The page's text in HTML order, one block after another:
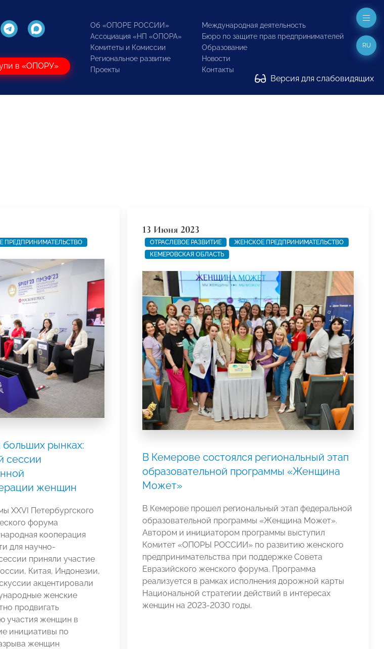
в «ОПОРУ»
Об «ОПОРЕ РОССИИ»
Ассоциация «НП «ОПОРА»
Комитеты и Комиссии
Региональное развитие
Проекты
Международная деятельность
Бюро по защите прав предпринимателей
Образование
Новости
Контакты
Версия для слабовидящих
RU
ПРЕДПРИНИМАТЕЛЬСТВО
рынках:
сессии
женщин
XXVI Петербургского
форума
кооперация
для научно-
приняли участие
Китая, Индонезии,
акцентировали
женские
продвигать
участия женщин в
инициативы по
женщин
13 Июня 2023
ОТРАСЛЕВОЕ РАЗВИТИЕ
ЖЕНСКОЕ ПРЕДПРИНИМАТЕЛЬСТВО
КЕМЕРОВСКАЯ ОБЛАСТЬ
В Кемерове состоялся региональный этап
образовательной программы «Женщина
Может»
В Кемерове прошел региональный этап федеральной
образовательной программы «Женщина Может».
Автором и инициатором программы выступил
Комитет «ОПОРЫ РОССИИ» по развитию женского
предпринимательства при поддержке Совета
Евразийского женского форума. Программа
реализуется в рамках исполнения дорожной карты
Национальной стратегии действий в интересах
женщин на 2023-2030 годы.